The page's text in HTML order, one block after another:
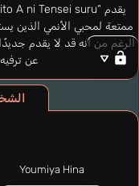
ممتعة لمحبي الأنمي الذين
الرغم من أنه قد لا يقدم
عن
Youmiya Hina